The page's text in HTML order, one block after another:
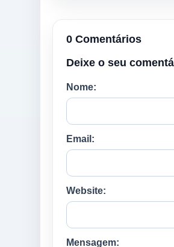
0 Comentários
Deixe o seu
Nome:
Email:
Website:
Mensagem: